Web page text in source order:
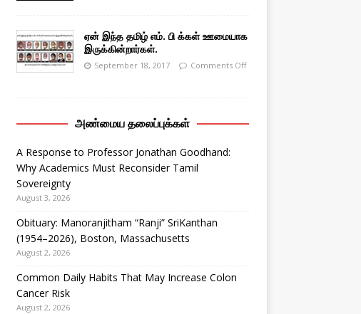
ஏன் இந்த தமிழ் எம். பி க்கள் ஊமையாக
இருக்கின்றார்கள்.
September 18, 2017 Comments Off
அண்மைய தலைப்புக்கள்
A Response to Professor Jonathan Goodhand:
Why Academics Must Reconsider Tamil
Sovereignty
August 3, 2026
Obituary: Manoranjitham “Ranji” SriKanthan
(1954–2026), Boston, Massachusetts
August 2, 2026
Common Daily Habits That May Increase Colon
Cancer Risk
August 2, 2026